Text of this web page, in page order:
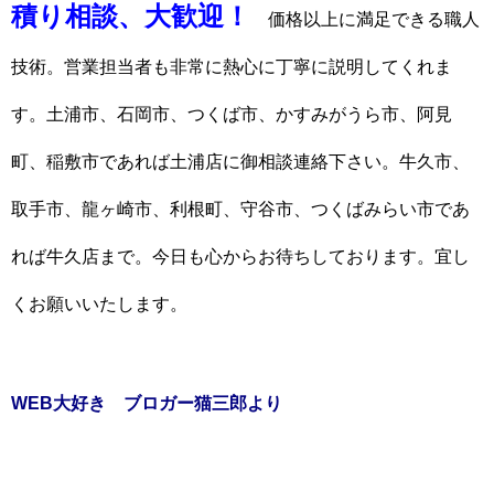
積り相談、大歓迎！
価格以上に満足できる職人
技術。営業担当者も非常に熱心に丁寧に説明してくれま
す。土浦市、石岡市、つくば市、かすみがうら市、阿見
町、稲敷市であれば土浦店に御相談連絡下さい。牛久市、
取手市、龍ヶ崎市、利根町、守谷市、つくばみらい市であ
れば牛久店まで。今日も心からお待ちしております。宜し
くお願いいたします。
WEB大好き ブロガー猫三郎より